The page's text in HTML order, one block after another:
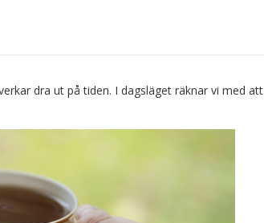
dra ut på tiden. I dagsläget räknar vi med att